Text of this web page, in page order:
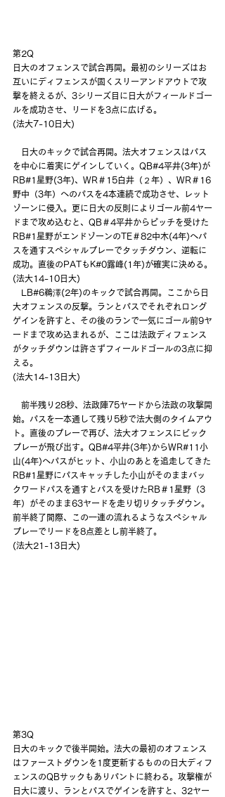
第2Q
日大のオフェンスで試合再開。最初のシリーズはお
互いにディフェンスが固くスリーアンドアウトで攻
撃を終えるが、3シリーズ目に日大がフィールドゴー
ルを成功させ、リードを3点に広げる。
(法大7-10日大)
日大のキックで試合再開。法大オフェンスはパス
を中心に着実にゲインしていく。QB#4平井(3年)が
RB#1星野(3年)、WR＃15白井（２年）、WR＃16
野中（3年）へのパスを4本連続で成功させ、レット
ゾーンに侵入。更に日大の反則によりゴール前4ヤー
ドまで攻め込むと、QB＃4平井からピッチを受けた
RB#1星野がエンドゾーンのTE＃82中木(4年)へパ
スを通すスペシャルプレーでタッチダウン、逆転に
成功。直後のPATもK#0露峰(1年)が確実に決める。
(法大14-10日大)
LB#6鵜澤(2年)のキックで試合再開。ここから日
大オフェンスの反撃。ランとパスでそれぞれロング
ゲインを許すと、その後のランで一気にゴール前9ヤ
ードまで攻め込まれるが、ここは法政ディフェンス
がタッチダウンは許さずフィールドゴールの3点に抑
える。
(法大14-13日大)
前半残り28秒、法政陣75ヤードから法政の攻撃開
始。パスを一本通して残り5秒で法大側のタイムアウ
ト。直後のプレーで再び、法大オフェンスにビック
プレーが飛び出す。QB#4平井(3年)からWR#11小
山(4年)へパスがヒット、小山のあとを追走してきた
RB#1星野にパスキャッチした小山がそのままバッ
クワードパスを通すとパスを受けたRB＃1星野（3
年）がそのまま63ヤードを走り切りタッチダウン。
前半終了間際、この一連の流れるようなスペシャル
プレーでリードを8点差とし前半終了。
(法大21-13日大)
第3Q
日大のキックで後半開始。法大の最初のオフェンス
はファーストダウンを1度更新するものの日大ディフ
ェンスのQBサックもありパントに終わる。攻撃権が
日大に渡り、ランとパスでゲインを許すと、32ヤー